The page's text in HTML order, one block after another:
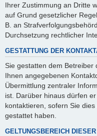
Ihrer Zustimmung an Dritte
auf Grund gesetzlicher
B. an
Durchsetzung rechtlicher
GESTATTUNG DER
Sie gestatten dem
Ihnen angegebenen
Übermittlung zentraler
ist. Darüber hinaus dürfen
kontaktieren, sofern Sie
gestattet haben.
GELTUNGSBEREICH